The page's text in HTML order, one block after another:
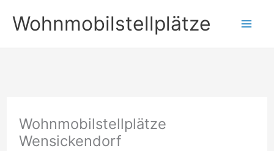
Inhalt
springen
Wohnmobilstellplätze
Wohnmobilstellplätze
Wensickendorf